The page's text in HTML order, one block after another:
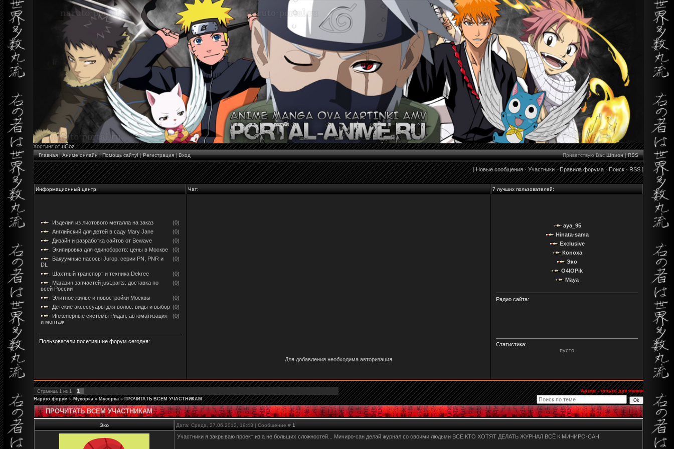
Хостинг отuCoz
Главная|Аниме онлайн|Помощь сайту!|Регистрация|Вход Приветствую Вас Шпион|RSS
[Новые сообщения·Участники·Правила форума·Поиск·RSS]
Информационный центр: Чат: 7 лучших пользователей:
Изделия из листового металла на заказ
(0)
Английский для детей в саду Mary Jane
(0)
Дизайн и разработка сайтов от Bewave
(0)
Экипировка для единоборств: цены в Москве
(0)
Вакуумные насосы Jurop: серии PN, PNR и
DL
(0)
Шахтный транспорт и техника Dekree
(0)
Магазин запчастей just.parts: доставка по
всей России
(0)
Элитное жилье и новостройки Москвы
(0)
Детские аксессуары для волос: виды и выбор (0)
Инженерные системы Ридан: автоматизация
и монтаж
(0)
Пользователи посетившие форум сегодня:
Для добавления необходима авторизация
aya_95
Hinata-sama
Exclusive
Коноха
Эко
O4IOPik
Maya
Радио сайта:
Статистика:
пусто
Страница 1 из 1 1
Архив - только для чтения
Наруто форум » Мусорка » Мусорка » ПРОЧИТАТЬ ВСЕМ УЧАСТНИКАМ
ПРОЧИТАТЬ ВСЕМ УЧАСТНИКАМ
Эко Дата: Среда, 27.06.2012, 19:43 | Сообщение # 1
Участники я закрываю проект из а не больших сложностей... Мичиро-сан делай журнал со своими людьми ВСЕ КТО ХОТЯТ ДЕЛАТЬ ЖУРНАЛ ВСЁ К МИЧИРО-САН!